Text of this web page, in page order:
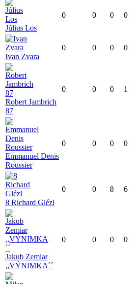
Július Los
0 0 0 0
Ivan Zvara
0 0 0 0
Robert Jambrich
87
0 0 0 1
Emmanuel Denis
Roussier
0 0 0 0
8 Richard Glézl
0 0 8 6
Jakub Zemiar
,,VÝNIMKA´´
0 0 0 0